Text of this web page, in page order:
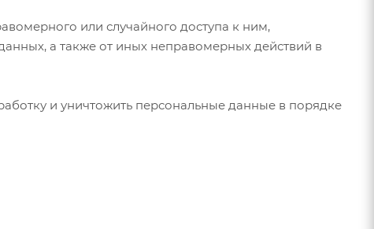
или случайного доступа к ним,
а также от иных неправомерных действий в
и уничтожить персональные данные в порядке